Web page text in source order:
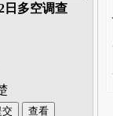
日多空调查